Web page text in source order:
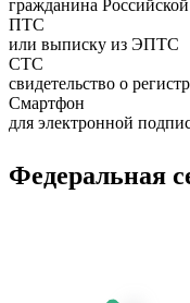
гражданина
ПТС
или выписку из ЭПТС
СТС
свидетельство о
Смартфон
для электронной
Федеральная